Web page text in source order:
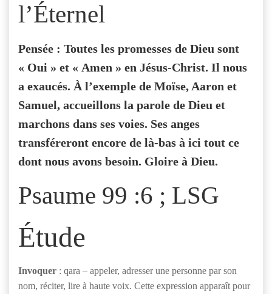
l’Éternel
Pensée : Toutes les promesses de Dieu sont
« Oui » et « Amen » en Jésus-Christ. Il nous
a exaucés. À l’exemple de Moïse, Aaron et
Samuel, accueillons la parole de Dieu et
marchons dans ses voies. Ses anges
transféreront encore de là-bas à ici tout ce
dont nous avons besoin. Gloire à Dieu.
Psaume 99 :6 ; LSG
Étude
Invoquer : qara – appeler, adresser une personne par son
nom, réciter, lire à haute voix. Cette expression apparaît pour